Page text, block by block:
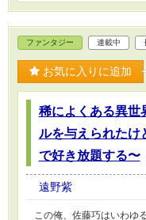
ファンタジー 連載中
お気に入りに追加
稀によくある異
ルを与えられたけ
で好き放題する〜
遠野紫
この俺、佐藤巧はいわ